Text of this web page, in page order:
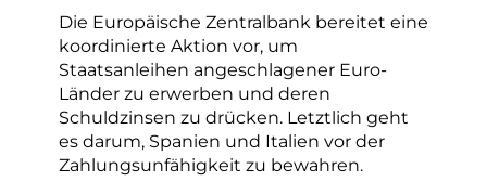
Die Europäische Zentralbank bereitet eine
koordinierte Aktion vor, um
Staatsanleihen angeschlagener Euro-
Länder zu erwerben und deren
Schuldzinsen zu drücken. Letztlich geht
es darum, Spanien und Italien vor der
Zahlungsunfähigkeit zu bewahren.